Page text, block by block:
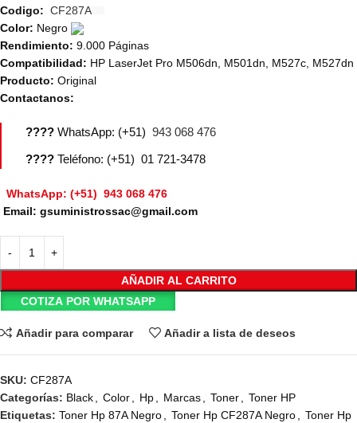
Codigo: CF287A
Color: Negro
Rendimiento: 9.000 Páginas
Compatibilidad: HP LaserJet Pro M506dn, M501dn, M527c, M527dn
Producto: Original
Contactanos:
???? WhatsApp: (+51) 943 068 476
???? Teléfono: (+51) 01 721-3478
WhatsApp: (+51) 943 068 476
Email: gsuministrossac@gmail.com
AÑADIR AL CARRITO
COTIZA POR WHATSAPP
Añadir para comparar Añadir a lista de deseos
SKU: CF287A
Categorías: Black Color Hp Marcas Toner
Toner HP
Etiquetas: Toner Hp 87A Negro Toner Hp CF287A Negro
Toner Hp